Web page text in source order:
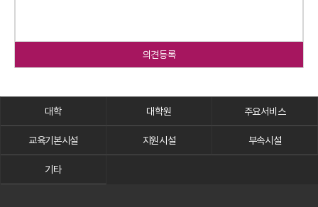
의견등록
대학 대학원 주요서비스
교육기본시설 지원시설 부속시설
기타